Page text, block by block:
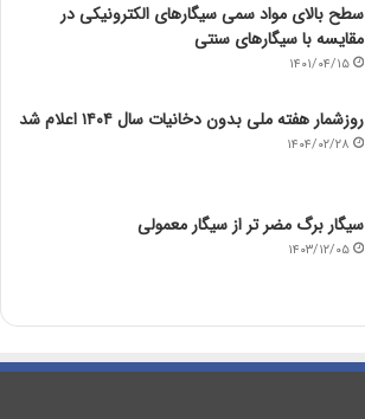
سطح بالای مواد سمی سیگارهای الکترونیکی در
مقایسه با سیگارهای سنتی
۱۴۰۱/۰۴/۱۵
روزشمار هفته ملی بدون دخانیات سال ۱۴۰۴ اعلام شد
۱۴۰۴/۰۲/۲۸
سیگار برگ مضر تر از سیگار معمولی
۱۴۰۳/۱۲/۰۵